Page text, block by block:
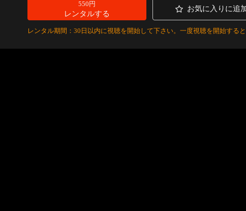
550円
レンタルする
お気に入りに追
レンタル期間：30日以内に視聴を開始して下さい。一度視聴を開始する